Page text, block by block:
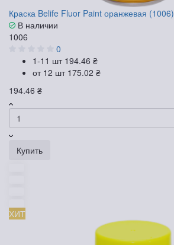
Краска Belife Fluor Paint оранжевая (1006)
В наличии
1006
0
1-11 шт 194.46 ₴
от 12 шт 175.02 ₴
194.46 ₴
Купить
ХИТ